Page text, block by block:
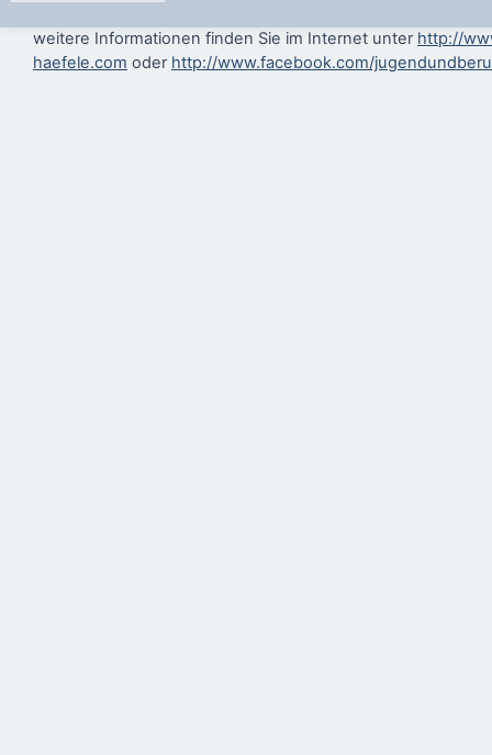
weitere Informationen finden Sie im Internet unter http://
haefele.com oder http://www.facebook.com/